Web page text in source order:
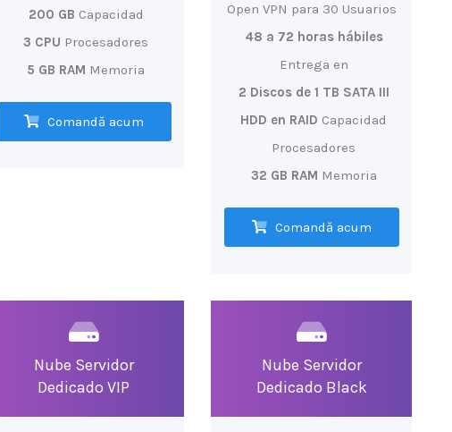
200 GB Capacidad
3 CPU Procesadores
5 GB RAM Memoria
Comandă acum
Open VPN para 30 Usuarios
48 a 72 horas hábiles
Entrega en
2 Discos de 1 TB SATA III
HDD en RAID Capacidad
Procesadores
32 GB RAM Memoria
Comandă acum
Nube Servidor
Dedicado VIP
Nube Servidor
Dedicado Black